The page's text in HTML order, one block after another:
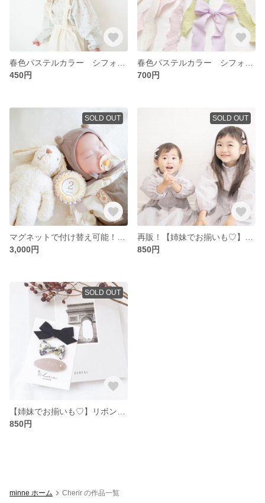
450円
700円
SOLD OUT
3,000円
SOLD OUT
850円
SOLD OUT
850円
minne ホーム Cherir の作品一覧